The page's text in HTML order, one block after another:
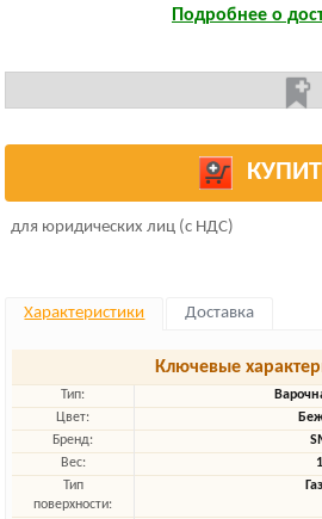
Подробнее о
для юридических лиц (с НДС)
Характеристики Доставка
Ключевые
Тип:
Цвет:
Бренд:
Вес:
Тип
поверхности: